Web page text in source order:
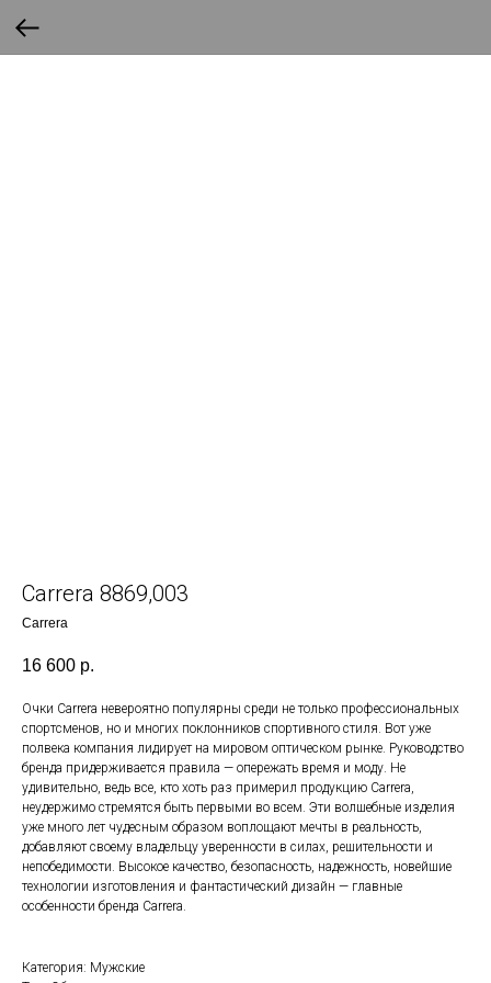
Carrera 8869,003
Carrera
16 600 р.
Очки Carrera невероятно популярны среди не только профессиональных
спортсменов, но и многих поклонников спортивного стиля. Вот уже
полвека компания лидирует на мировом оптическом рынке. Руководство
бренда придерживается правила — опережать время и моду. Не
удивительно, ведь все, кто хоть раз примерил продукцию Carrera,
неудержимо стремятся быть первыми во всем. Эти волшебные изделия
уже много лет чудесным образом воплощают мечты в реальность,
добавляют своему владельцу уверенности в силах, решительности и
непобедимости. Высокое качество, безопасность, надежность, новейшие
технологии изготовления и фантастический дизайн — главные
особенности бренда Carrera.
Категория: Мужские